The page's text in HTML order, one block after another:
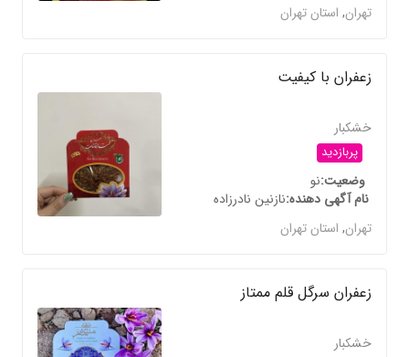
تهران,استان تهران
زعفران با کیفیت
خشکبار
پربازدید
وضعیتنو
نام آگهی دهندهنازنین نادرزاده
تهران,استان تهران
زعفران سرگل قلم ممتاز
خشکبار